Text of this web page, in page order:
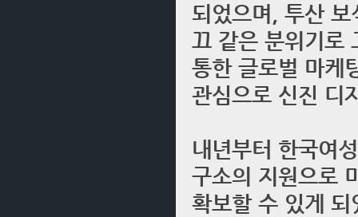
되었으며, 투산
끄 같은 분위기로
통한 글로벌 마케
관심으로 신진 디
내년부터 한국여
구소의 지원으로
확보할 수 있게